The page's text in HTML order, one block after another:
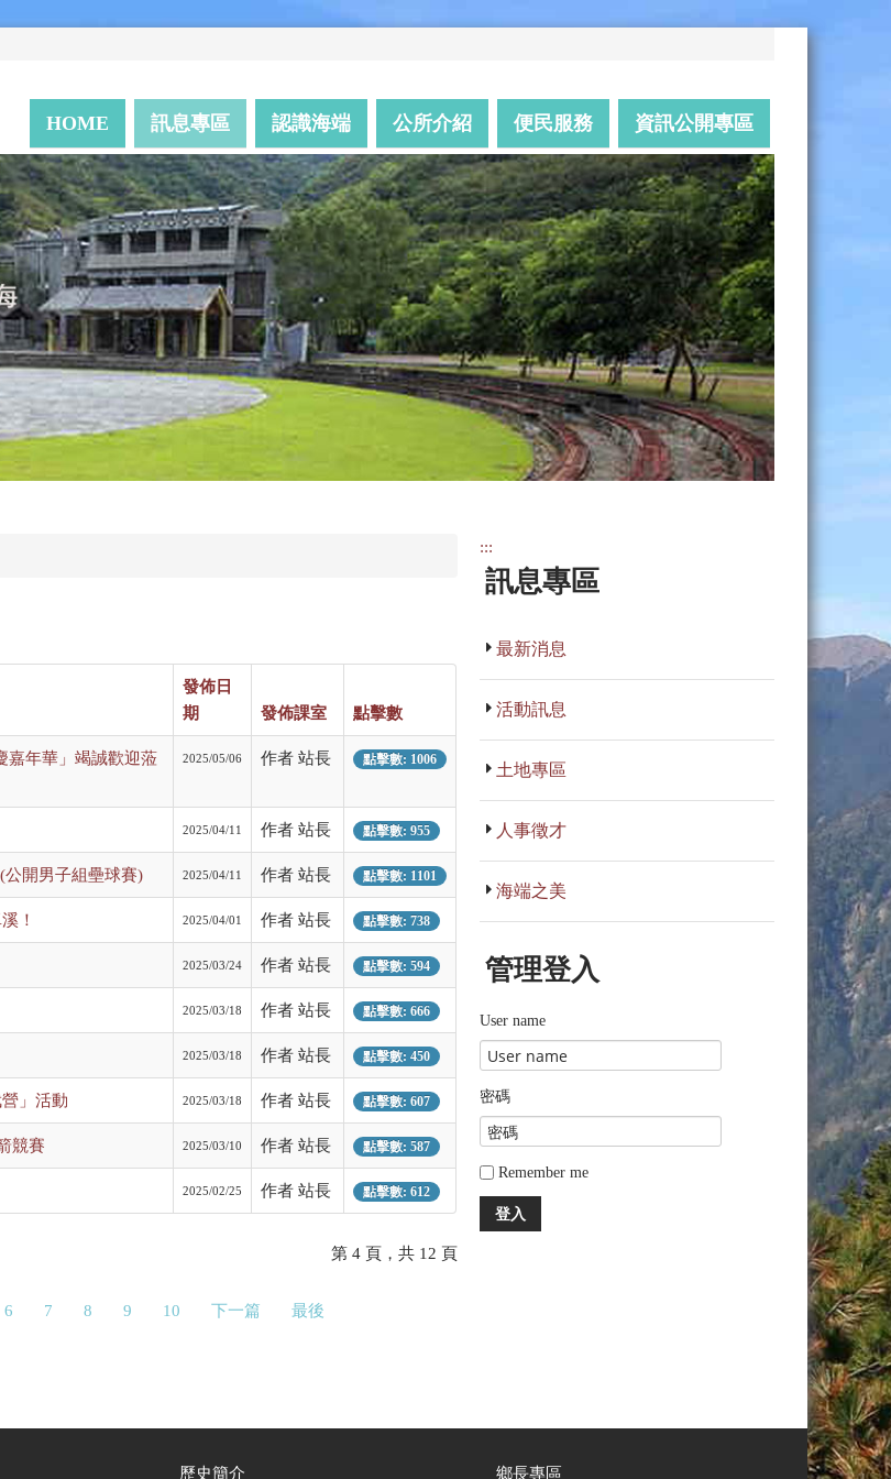
HOME 訊息專區 認識海端 公所介紹 便民服務 資訊公開專區
發佈日
期
發佈課室 點擊數
嘉年華」竭誠歡迎蒞
2025/05/06 作者 站長 點擊數: 1006
2025/04/11 作者 站長 點擊數: 955
公開男子組壘球賽) 2025/04/11 作者 站長 點擊數: 1101
！ 2025/04/01 作者 站長 點擊數: 738
2025/03/24 作者 站長 點擊數: 594
2025/03/18 作者 站長 點擊數: 666
2025/03/18 作者 站長 點擊數: 450
」活動 2025/03/18 作者 站長 點擊數: 607
競賽 2025/03/10 作者 站長 點擊數: 587
2025/02/25 作者 站長 點擊數: 612
第 4 頁，共 12 頁
6 7 8 9 10 下一篇 最後
:::
訊息專區
最新消息
活動訊息
土地專區
人事徵才
海端之美
管理登入
User name
密碼
Remember me
登入
歷史簡介 鄉長專區